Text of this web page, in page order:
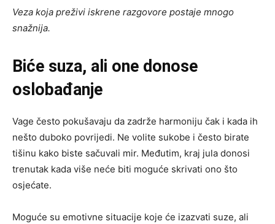
Veza koja preživi iskrene razgovore postaje mnogo
snažnija.
Biće suza, ali one donose
oslobađanje
Vage često pokušavaju da zadrže harmoniju čak i kada ih
nešto duboko povrijedi. Ne volite sukobe i često birate
tišinu kako biste sačuvali mir. Međutim, kraj jula donosi
trenutak kada više neće biti moguće skrivati ono što
osjećate.
Moguće su emotivne situacije koje će izazvati suze, ali